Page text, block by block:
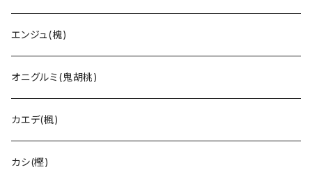
エンジュ(槐)
オニグルミ(鬼胡桃)
カエデ(楓)
カシ(樫)